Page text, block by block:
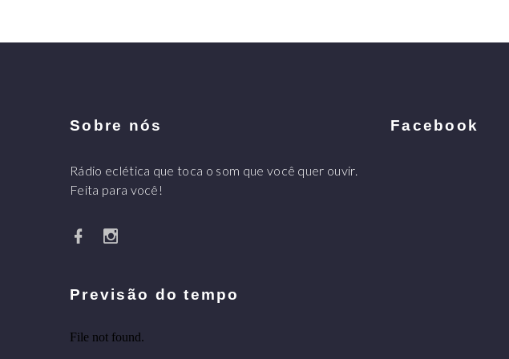
Sobre nós
Rádio eclética que toca o som que você quer ouvir.
Feita para você!
Previsão do tempo
Facebook